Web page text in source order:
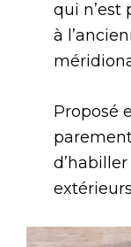
qui n’est
à
Proposé